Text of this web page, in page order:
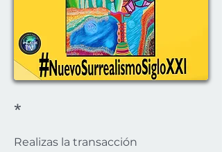
*
Realizas la transacción